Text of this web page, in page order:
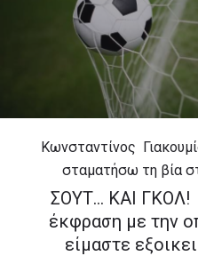
Κωνσταντίνος
σταματήσω τη βία
ΣΟΥΤ… ΚΑΙ ΓΚΟΛ!
έκφραση με την
είμαστε